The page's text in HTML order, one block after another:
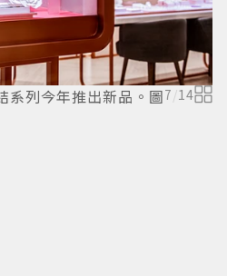
系列今年推出新品。圖7 /14